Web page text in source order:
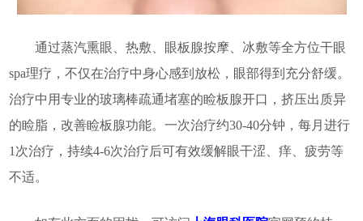
通过蒸汽熏眼、热敷、眼板腺按摩、冰敷等全方位干眼
spa理疗，不仅在治疗中身心感到放松，眼部得到充分舒缓。
治疗中用专业的玻璃棒疏通堵塞的睑板腺开口，挤压出质异
的睑脂，改善睑板腺功能。一次治疗约30-40分钟，每月进行
1次治疗，持续4-6次治疗后可有效缓解眼干涩、痒、疲劳等
不适。